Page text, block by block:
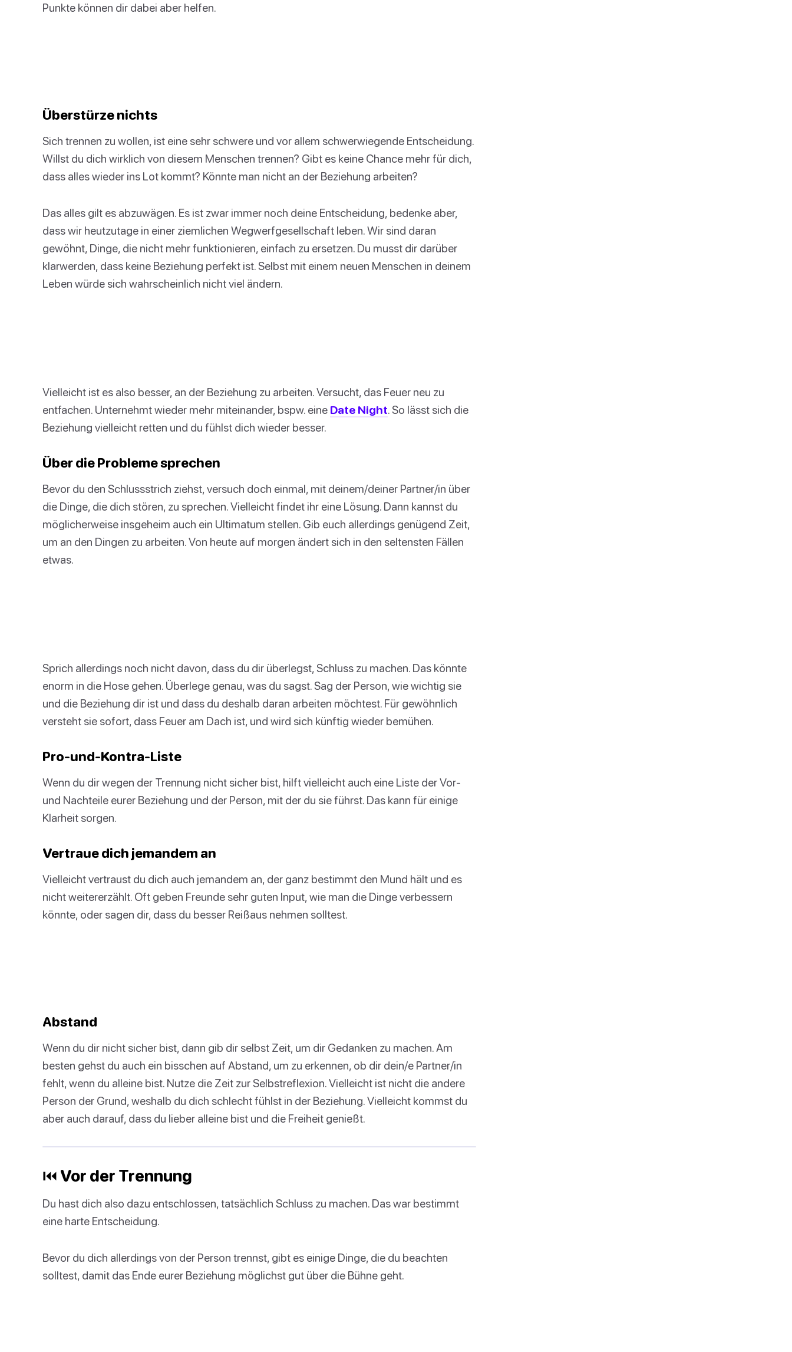
Punkte können dir dabei aber helfen.
Überstürze nichts
Sich trennen zu wollen, ist eine sehr schwere und vor allem schwerwiegende Entscheidung.
Willst du dich wirklich von diesem Menschen trennen? Gibt es keine Chance mehr für dich,
dass alles wieder ins Lot kommt? Könnte man nicht an der Beziehung arbeiten?
Das alles gilt es abzuwägen. Es ist zwar immer noch deine Entscheidung, bedenke aber,
dass wir heutzutage in einer ziemlichen Wegwerfgesellschaft leben. Wir sind daran
gewöhnt, Dinge, die nicht mehr funktionieren, einfach zu ersetzen. Du musst dir darüber
klarwerden, dass keine Beziehung perfekt ist. Selbst mit einem neuen Menschen in deinem
Leben würde sich wahrscheinlich nicht viel ändern.
Vielleicht ist es also besser, an der Beziehung zu arbeiten. Versucht, das Feuer neu zu
entfachen. Unternehmt wieder mehr miteinander, bspw. eine Date Night. So lässt sich die
Beziehung vielleicht retten und du fühlst dich wieder besser.
Über die Probleme sprechen
Bevor du den Schlussstrich ziehst, versuch doch einmal, mit deinem/deiner Partner/in über
die Dinge, die dich stören, zu sprechen. Vielleicht findet ihr eine Lösung. Dann kannst du
möglicherweise insgeheim auch ein Ultimatum stellen. Gib euch allerdings genügend Zeit,
um an den Dingen zu arbeiten. Von heute auf morgen ändert sich in den seltensten Fällen
etwas.
Sprich allerdings noch nicht davon, dass du dir überlegst, Schluss zu machen. Das könnte
enorm in die Hose gehen. Überlege genau, was du sagst. Sag der Person, wie wichtig sie
und die Beziehung dir ist und dass du deshalb daran arbeiten möchtest. Für gewöhnlich
versteht sie sofort, dass Feuer am Dach ist, und wird sich künftig wieder bemühen.
Pro-und-Kontra-Liste
Wenn du dir wegen der Trennung nicht sicher bist, hilft vielleicht auch eine Liste der Vor-
und Nachteile eurer Beziehung und der Person, mit der du sie führst. Das kann für einige
Klarheit sorgen.
Vertraue dich jemandem an
Vielleicht vertraust du dich auch jemandem an, der ganz bestimmt den Mund hält und es
nicht weitererzählt. Oft geben Freunde sehr guten Input, wie man die Dinge verbessern
könnte, oder sagen dir, dass du besser Reißaus nehmen solltest.
Abstand
Wenn du dir nicht sicher bist, dann gib dir selbst Zeit, um dir Gedanken zu machen. Am
besten gehst du auch ein bisschen auf Abstand, um zu erkennen, ob dir dein/e Partner/in
fehlt, wenn du alleine bist. Nutze die Zeit zur Selbstreflexion. Vielleicht ist nicht die andere
Person der Grund, weshalb du dich schlecht fühlst in der Beziehung. Vielleicht kommst du
aber auch darauf, dass du lieber alleine bist und die Freiheit genießt.
⏮ Vor der Trennung
Du hast dich also dazu entschlossen, tatsächlich Schluss zu machen. Das war bestimmt
eine harte Entscheidung.
Bevor du dich allerdings von der Person trennst, gibt es einige Dinge, die du beachten
solltest, damit das Ende eurer Beziehung möglichst gut über die Bühne geht.